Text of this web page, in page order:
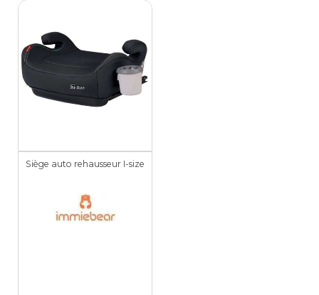
Siège auto rehausseur I-size